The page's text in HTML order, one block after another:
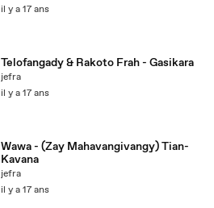
il y a 17 ans
Telofangady & Rakoto Frah - Gasikara
jefra
il y a 17 ans
Wawa - (Zay Mahavangivangy) Tian-
Kavana
jefra
il y a 17 ans